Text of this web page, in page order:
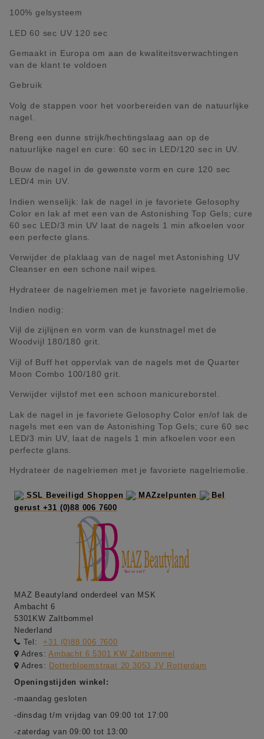
100% gelsysteem
LED 60 sec UV 120 sec
Gemaakt in Europa om aan de kwaliteitsverwachtingen
van de klant te voldoen
Gebruik
Volg de stappen voor het voorbereiden van de natuurlijke
nagel.
Breng een dunne strijk/hechtingslaag aan op de
natuurlijke nagel en cure: 60 sec in LED/120 sec in UV.
Bouw de nagel in de gewenste vorm en cure 120 sec
LED/4 min UV.
Indien wenselijk: lak de nagel in je favoriete Gelosophy
Color en lak af met een van de Astonishing Top Gels; cure
60 sec LED/3 min UV laat de nagels 1 min afkoelen voor
een perfecte glans.
Verwijder de plaklaag van de nagel met Astonishing UV
Cleanser en een schone nail wipes.
Hydrateer de nagelriemen met je favoriete nagelriemolie.
Indien nodig:
Vijl de zijlijnen en vorm van de kunstnagel met de
Woodvijl 180/180 grit.
Vijl of Buff het oppervlak van de nagels met de Quarter
Moon Combo 100/180 grit.
Verwijder vijlstof met een schoon manicureborstel.
Lak de nagel in je favoriete Gelosophy Color en/of lak de
nagels met een van de Astonishing Top Gels; cure 60 sec
LED/3 min UV, laat de nagels 1 min afkoelen voor een
perfecte glans.
Hydrateer de nagelriemen met je favoriete nagelriemolie.
SSL Beveiligd Shoppen MAZzelpunten
Bel
gerust +31 (0)88 006 7600
MAZ Beautyland onderdeel van MSK
Ambacht 6
5301KW Zaltbommel
Nederland
Tel:
+31 (0)88 006 7600
Adres:Ambacht 6 5301 KW Zaltbommel
Adres: Dotterbloemstraat 20 3053 JV Rotterdam
Openingstijden winkel:
-maandag gesloten
-dinsdag t/m vrijdag van 09:00 tot 17:00
-zaterdag van 09:00 tot 13:00